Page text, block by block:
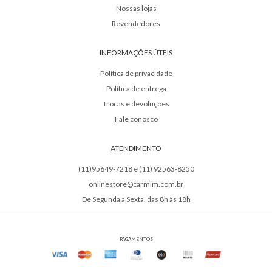
Nossas lojas
Revendedores
INFORMAÇÕES ÚTEIS
Política de privacidade
Política de entrega
Trocas e devoluções
Fale conosco
ATENDIMENTO
(11)95649-7218 e (11) 92563-8250
onlinestore@carmim.com.br
De Segunda a Sexta, das 8h às 18h
PAGAMENTOS